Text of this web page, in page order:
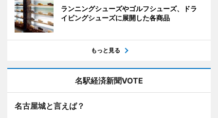
ランニングシューズやゴルフシューズ、ドラ
イビングシューズに展開した各商品
もっと見る
名駅経済新聞VOTE
名古屋城と言えば？